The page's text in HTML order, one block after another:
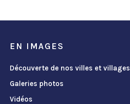
EN IMAGES
Découverte de nos villes et villages
Galeries photos
Vidéos